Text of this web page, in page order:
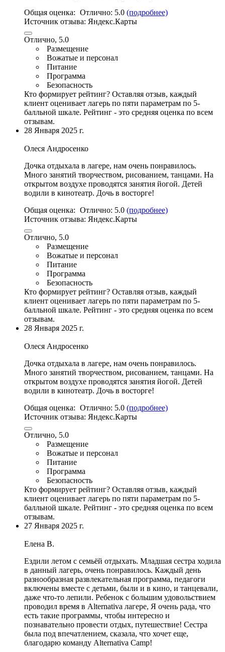
Общая оценка: Отлично: 5.0 (подробнее)
Источник отзыва: Яндекс.Карты
Отлично, 5.0
Размещение
Вожатые и персонал
Питание
Программа
Безопасность
Кто формирует рейтинг? Оставляя отзыв, каждый
клиент оценивает лагерь по пяти параметрам по 5-
балльной шкале. Рейтинг - это средняя оценка по всем
отзывам.
28 Января 2025 г.
Олеся Андросенко
Дочка отдыхала в лагере, нам очень понравилось.
Много занятий творчеством, рисованием, танцами. На
открытом воздухе проводятся занятия йогой. Детей
водили в кинотеатр. Дочь в восторге!
Общая оценка: Отлично: 5.0 (подробнее)
Источник отзыва: Яндекс.Карты
Отлично, 5.0
Размещение
Вожатые и персонал
Питание
Программа
Безопасность
Кто формирует рейтинг? Оставляя отзыв, каждый
клиент оценивает лагерь по пяти параметрам по 5-
балльной шкале. Рейтинг - это средняя оценка по всем
отзывам.
28 Января 2025 г.
Олеся Андросенко
Дочка отдыхала в лагере, нам очень понравилось.
Много занятий творчеством, рисованием, танцами. На
открытом воздухе проводятся занятия йогой. Детей
водили в кинотеатр. Дочь в восторге!
Общая оценка: Отлично: 5.0 (подробнее)
Источник отзыва: Яндекс.Карты
Отлично, 5.0
Размещение
Вожатые и персонал
Питание
Программа
Безопасность
Кто формирует рейтинг? Оставляя отзыв, каждый
клиент оценивает лагерь по пяти параметрам по 5-
балльной шкале. Рейтинг - это средняя оценка по всем
отзывам.
27 Января 2025 г.
Елена В.
Ездили летом с семьёй отдыхать. Младшая сестра ходила
в данный лагерь, очень понравилось. Каждый день
разнообразная развлекательная программа, педагоги
включены вместе с детьми, были и в кино, и танцевали,
даже что-то лепили. Ребенок с большим удовольствием
проводил время в Alternativa лагере, Я очень рада, что
есть такие программы, чтобы интересно и
познавательно провести отдых, путешествие! Сестра
была под впечатлением, сказала, что хочет еще,
благодарю команду Alternativa Camp!